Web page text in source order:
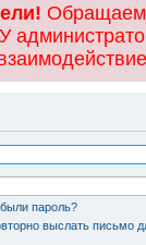
Обращаем
пароль?
выслать письмо